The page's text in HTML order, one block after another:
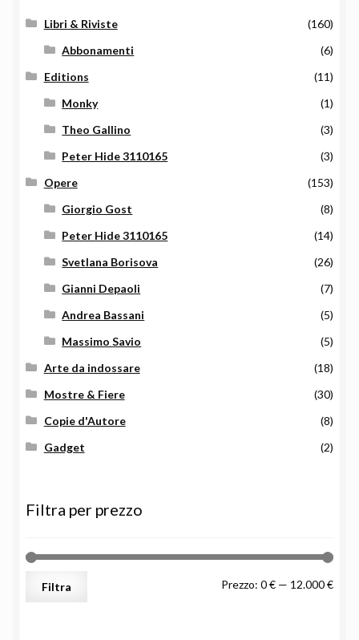
Libri & Riviste
(160)
Abbonamenti
(6)
Editions
(11)
Monky
(1)
Theo Gallino
(3)
Peter Hide 3110165
(3)
Opere
(153)
Giorgio Gost
(8)
Peter Hide 3110165
(14)
Svetlana Borisova
(26)
Gianni Depaoli
(7)
Andrea Bassani
(5)
Massimo Savio
(5)
Arte da indossare
(18)
Mostre & Fiere
(30)
Copie d'Autore
(8)
Gadget
(2)
Filtra per prezzo
Filtra Prezzo: 0 € — 12.000 €